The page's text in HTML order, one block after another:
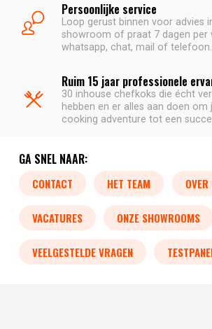
Persoonlijke service
Loop gerust binnen voor advies
showroom of praat 7 dagen per
whatsapp, chat, mail of telefoon.
Ruim 15 jaar professionele
30 inhouse chefkoks die écht
hebben en er alles aan doen
cooking adventure tot een
GA SNEL NAAR:
CONTACT HET TEAM OVER
VACATURES ONZE SHOWROOMS
VEELGESTELDE VRAGEN